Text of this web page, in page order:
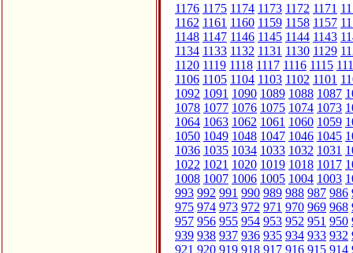
1176 1175 1174 1173 1172 1171
1162 1161 1160 1159 1158 1157
1148 1147 1146 1145 1144 1143
1134 1133 1132 1131 1130 1129
1120 1119 1118 1117 1116 1115
1106 1105 1104 1103 1102 1101
1092 1091 1090 1089 1088 1087
1078 1077 1076 1075 1074 1073
1064 1063 1062 1061 1060 1059
1050 1049 1048 1047 1046 1045
1036 1035 1034 1033 1032 1031
1022 1021 1020 1019 1018 1017
1008 1007 1006 1005 1004 1003
993 992 991 990 989 988 987 986
975 974 973 972 971 970 969 968
957 956 955 954 953 952 951 950
939 938 937 936 935 934 933 932
921 920 919 918 917 916 915 914